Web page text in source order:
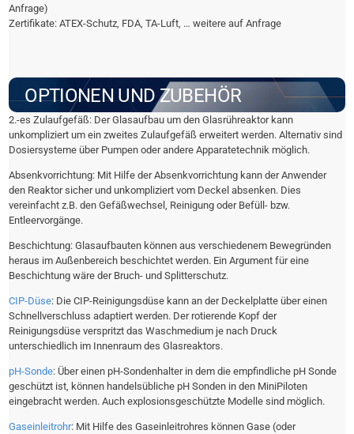
Anfrage)
Zertifikate: ATEX-Schutz, FDA, TA-Luft, … weitere auf Anfrage
OPTIONEN UND ZUBEHÖR
2.-es Zulaufgefäß: Der Glasaufbau um den Glasrühreaktor kann
unkompliziert um ein zweites Zulaufgefäß erweitert werden. Alternativ sind
Dosiersysteme über Pumpen oder andere Apparatetechnik möglich.
Absenkvorrichtung: Mit Hilfe der Absenkvorrichtung kann der Anwender
den Reaktor sicher und unkompliziert vom Deckel absenken. Dies
vereinfacht z.B. den Gefäßwechsel, Reinigung oder Befüll- bzw.
Entleervorgänge.
Beschichtung: Glasaufbauten können aus verschiedenem Bewegründen
heraus im Außenbereich beschichtet werden. Ein Argument für eine
Beschichtung wäre der Bruch- und Splitterschutz.
CIP-Düse: Die CIP-Reinigungsdüse kann an der Deckelplatte über einen
Schnellverschluss adaptiert werden. Der rotierende Kopf der
Reinigungsdüse verspritzt das Waschmedium je nach Druck
unterschiedlich im Innenraum des Glasreaktors.
pH-Sonde: Über einen pH-Sondenhalter in dem die empfindliche pH Sonde
geschützt ist, können handelsübliche pH Sonden in den MiniPiloten
eingebracht werden. Auch explosionsgeschützte Modelle sind möglich.
Gaseinleitrohr: Mit Hilfe des Gaseinleitrohres können Gase (oder